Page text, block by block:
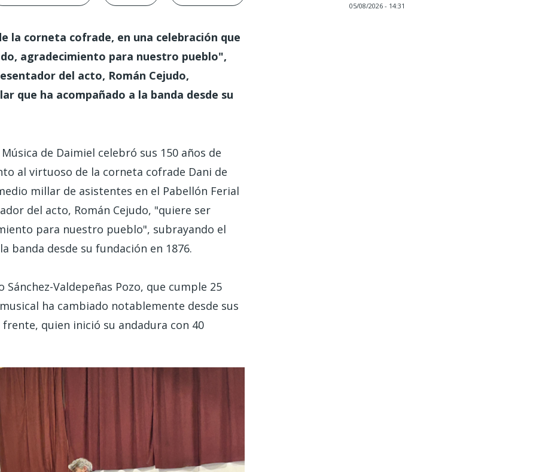
la corneta cofrade, en una celebración que
agradecimiento para nuestro pueblo",
del acto, Román Cejudo,
que ha acompañado a la banda desde su
de Daimiel celebró sus 150 años de
al virtuoso de la corneta cofrade Dani de
millar de asistentes en el Pabellón Ferial
del acto, Román Cejudo, "quiere ser
para nuestro pueblo", subrayando el
banda desde su fundación en 1876.
Valdepeñas Pozo, que cumple 25
ha cambiado notablemente desde sus
quien inició su andadura con 40
05/08/2026 - 14:31